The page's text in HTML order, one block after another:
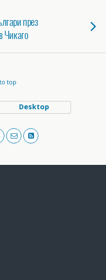
през
Чикаго
top
Desktop